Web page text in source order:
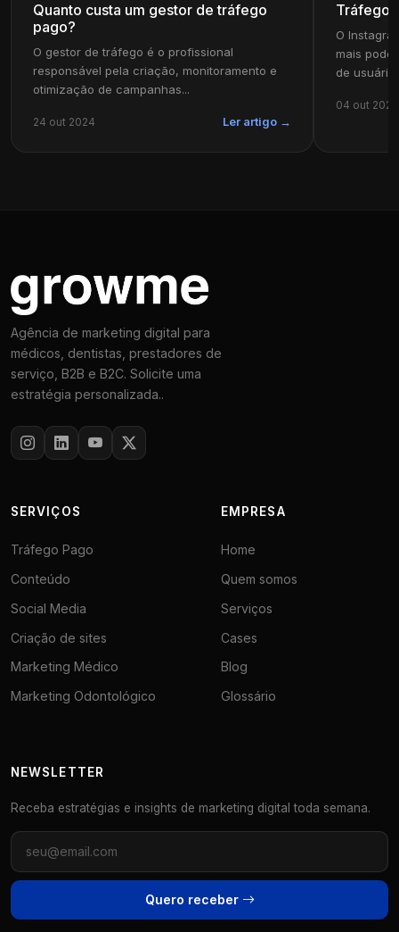
Quanto custa um gestor de tráfego
pago?
O gestor de tráfego é o profissional
responsável pela criação, monitoramento e
otimização de campanhas...
24 out 2024 Ler artigo →
Tráfego
O
mais
de
04 out 2024
Agência de marketing digital para
médicos, dentistas, prestadores de
serviço, B2B e B2C. Solicite uma
estratégia personalizada..
SERVIÇOS
Tráfego Pago
Conteúdo
Social Media
Criação de sites
Marketing Médico
Marketing Odontológico
EMPRESA
Home
Quem somos
Serviços
Cases
Blog
Glossário
NEWSLETTER
Receba estratégias e insights de marketing digital toda semana.
Quero receber